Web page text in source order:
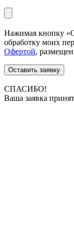
Нажимая кнопку
обработку моих
Офертой,
Оставить заявку
СПАСИБО!
Ваша заявка